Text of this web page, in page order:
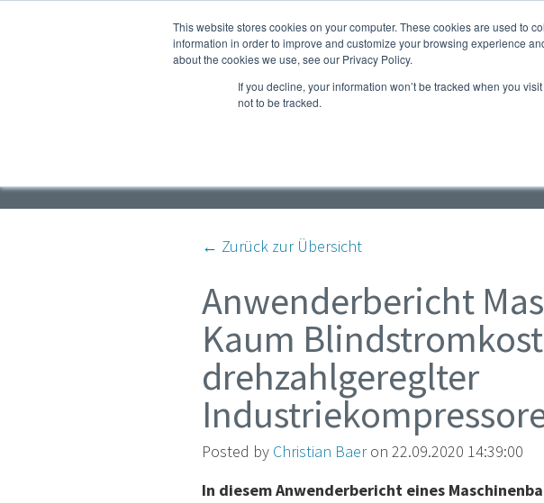
This website stores cookies on your computer. These cookies are used to
information in order to improve and customize your browsing experience
about the cookies we use, see our Privacy Policy.
If you decline, your information won’t be tracked when you
not to be tracked.
Produkte Service & Ersatzeile Webshop
← Zurück zur Übersicht
Anwenderbericht
Kaum
drehzahlgereglter
Posted by Christian Baeron 22.09.2020 14:39:00
In diesem Anwenderbericht eines